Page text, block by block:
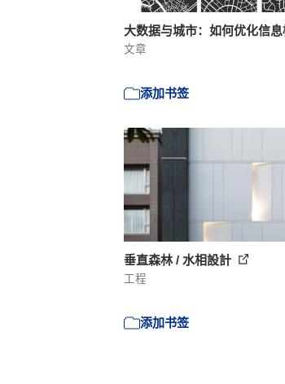
大数据与城市：如何优化信
文章
添加书签
垂直森林 / 水相設計
工程
添加书签